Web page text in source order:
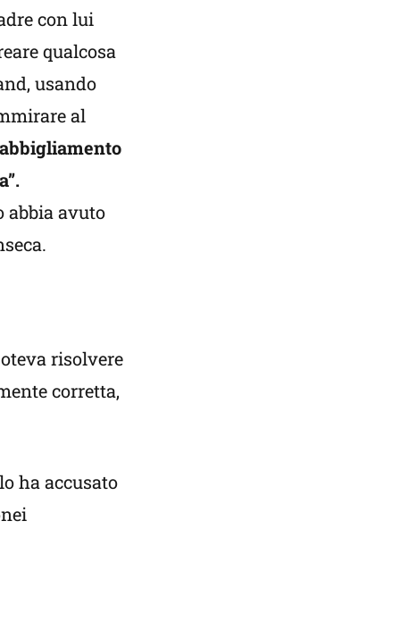
con lui
qualcosa
usando
al
abbia avuto
risolvere
corretta,
ha accusato